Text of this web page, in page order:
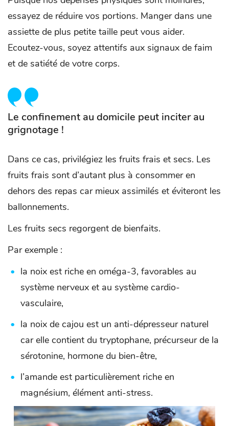
essayez de réduire vos portions. Manger dans une
assiette de plus petite taille peut vous aider.
Ecoutez-vous, soyez attentifs aux signaux de faim
et de satiété de votre corps.
Le confinement au domicile peut inciter au
grignotage !
Dans ce cas, privilégiez les fruits frais et secs. Les
fruits frais sont d’autant plus à consommer en
dehors des repas car mieux assimilés et éviteront les
ballonnements.
Les fruits secs regorgent de bienfaits.
Par exemple :
la noix est riche en oméga-3, favorables au
système nerveux et au système cardio-
vasculaire,
la noix de cajou est un anti-dépresseur naturel
car elle contient du tryptophane, précurseur de la
sérotonine, hormone du bien-être,
l’amande est particulièrement riche en
magnésium, élément anti-stress.